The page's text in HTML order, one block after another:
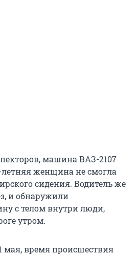
машина ВАЗ-2107
летняя женщина не смогла
сидения. Водитель же
и обнаружили
с телом внутри люди,
утром.
время происшествия